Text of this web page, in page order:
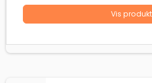
Vis produkt